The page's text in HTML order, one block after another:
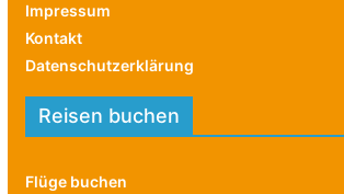
Impressum
Kontakt
Datenschutzerklärung
Reisen buchen
Flüge buchen